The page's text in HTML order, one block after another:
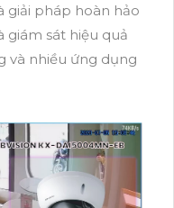
giải pháp hoàn hảo
giám sát hiệu quả
và nhiều ứng dụng